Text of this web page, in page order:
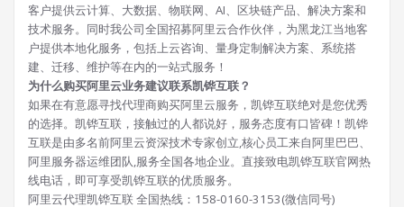
客户提供云计算、大数据、物联网、AI、区块链产品、解决方案和
技术服务。同时我公司全国招募阿里云合作伙伴，为黑龙江当地客
户提供本地化服务，包括上云咨询、量身定制解决方案、系统搭
建、迁移、维护等在内的一站式服务！
为什么购买阿里云业务建议联系凯铧互联？
如果在有意愿寻找代理商购买阿里云服务，凯铧互联绝对是您优秀
的选择。凯铧互联，接触过的人都说好，服务态度有口皆碑！凯铧
互联是由多名前阿里云资深技术专家创立,核心员工来自阿里巴巴、
阿里服务器运维团队,服务全国各地企业。直接致电凯铧互联官网热
线电话，即可享受凯铧互联的优质服务。
阿里云代理凯铧互联 全国热线：158-0160-3153(微信同号)